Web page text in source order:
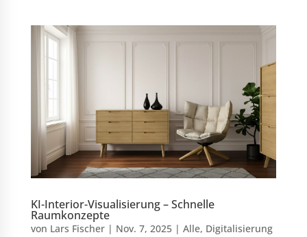
KI-Interior-Visualisierung – Schnelle
Raumkonzepte
von Lars Fischer| Nov. 7, 2025| Alle, Digitalisierung